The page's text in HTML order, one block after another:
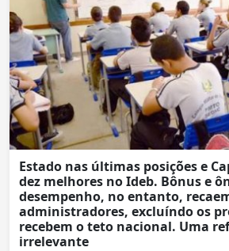
Estado nas últimas posições e
dez melhores no Ideb. Bônus e
desempenho, no entanto,
administradores, excluíndo os
recebem o teto nacional. Uma
irrelevante